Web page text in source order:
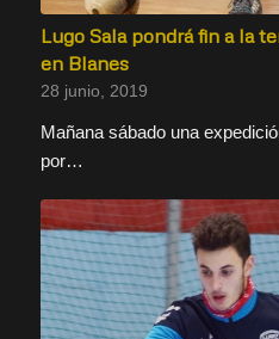
Lugo Sala pondrá fin a la
en Blanes
28 junio, 2019
Mañana sábado una
por…